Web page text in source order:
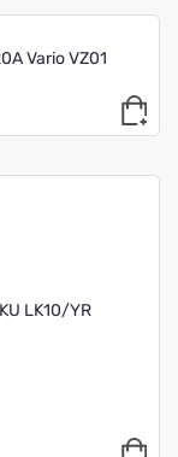
Vario VZ01
LK10/YR